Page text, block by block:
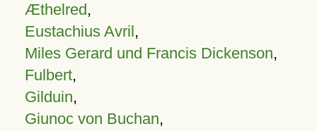
Æthelred,
Eustachius Avril,
Miles Gerard und Francis Dickenson,
Fulbert,
Gilduin,
Giunoc von Buchan,